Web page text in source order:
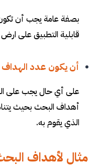
بصفة عامة يجب أن
قابلية التطبيق على ارض
أن يكون عدد الهداف
على أي حال يجب على
أهداف البحث بحيث
الذي يقوم به.
مثال لأهداف